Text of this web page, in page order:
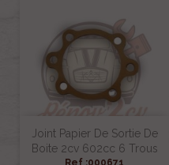
Joint Papier De Sortie De
Boite 2cv 602cc 6 Trous
Ref :000671